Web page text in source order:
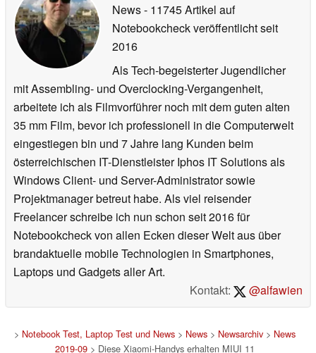
News- 11745 Artikel auf
Notebookcheck veröffentlichtseit
2016
Als Tech-begeisterter Jugendlicher
mit Assembling- und Overclocking-Vergangenheit,
arbeitete ich als Filmvorführer noch mit dem guten alten
35 mm Film, bevor ich professionell in die Computerwelt
eingestiegen bin und 7 Jahre lang Kunden beim
österreichischen IT-Dienstleister Iphos IT Solutions als
Windows Client- und Server-Administrator sowie
Projektmanager betreut habe. Als viel reisender
Freelancer schreibe ich nun schon seit 2016 für
Notebookcheck von allen Ecken dieser Welt aus über
brandaktuelle mobile Technologien in Smartphones,
Laptops und Gadgets aller Art.
Kontakt:
@alfawien
> Notebook Test, Laptop Test und News> News> Newsarchiv> News
2019-09> Diese Xiaomi-Handys erhalten MIUI 11